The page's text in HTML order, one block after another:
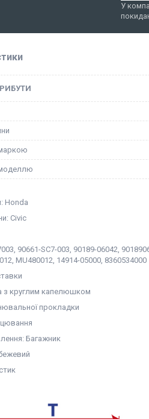
У
маркою
моделлю
Honda
Civic
90661-SC7-003, 90189-06042,
MU480012, 14914-05000, 8360534000
з круглим капелюшком
прокладки
Багажник